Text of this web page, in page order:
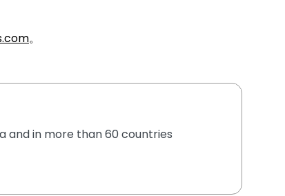
。
and in more than 60 countries